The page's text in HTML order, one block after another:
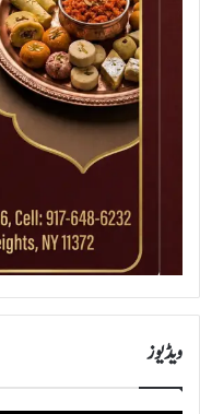
ویڈیوز